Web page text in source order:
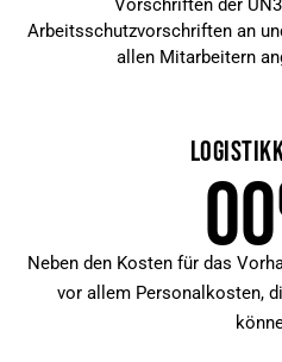
Vorschriften der
Arbeitsschutzvorschriften an
allen Mitarbeitern
00
Neben den Kosten für das
vor allem Personalkosten,